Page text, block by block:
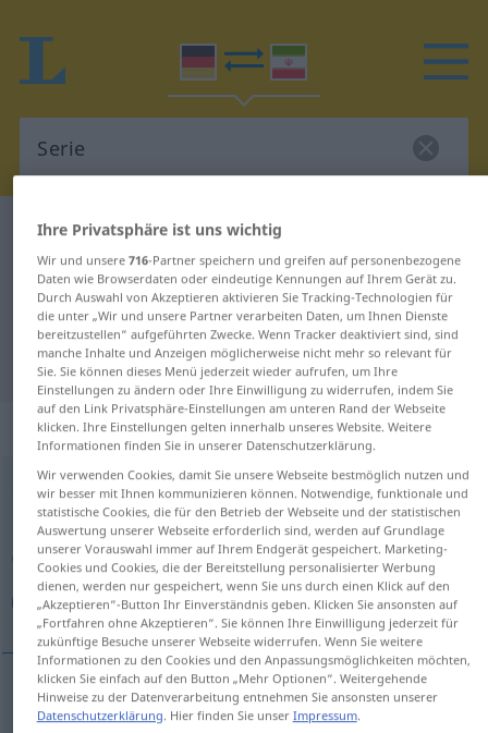
Deutsch-Persisch Wörterbuch
Deutsch-Persisch Übersetzung für
"Serie"
"Serie" Persisch Übersetzung
„Serie“: Femininum
Serief
Übersicht aller Übersetzungen
(Für mehr Details die Übersetzung anklicken/antippen)
سلسله, رشته, سری سریال
سلسله [selsele]
Ihre Privatsphäre ist uns wichtig
Wir und unsere 716-Partner speichern und greifen auf personenbezogene
Daten wie Browserdaten oder eindeutige Kennungen auf Ihrem Gerät zu.
Durch Auswahl von Akzeptieren aktivieren Sie Tracking-Technologien für
die unter „Wir und unsere Partner verarbeiten Daten, um Ihnen Dienste
bereitzustellen“ aufgeführten Zwecke. Wenn Tracker deaktiviert sind, sind
manche Inhalte und Anzeigen möglicherweise nicht mehr so relevant für
Sie. Sie können dieses Menü jederzeit wieder aufrufen, um Ihre
Einstellungen zu ändern oder Ihre Einwilligung zu widerrufen, indem Sie
auf den Link Privatsphäre-Einstellungen am unteren Rand der Webseite
klicken. Ihre Einstellungen gelten innerhalb unseres Website. Weitere
Informationen finden Sie in unserer Datenschutzerklärung.
Wir verwenden Cookies, damit Sie unsere Webseite bestmöglich nutzen und
wir besser mit Ihnen kommunizieren können. Notwendige, funktionale und
statistische Cookies, die für den Betrieb der Webseite und der statistischen
Auswertung unserer Webseite erforderlich sind, werden auf Grundlage
unserer Vorauswahl immer auf Ihrem Endgerät gespeichert. Marketing-
Cookies und Cookies, die der Bereitstellung personalisierter Werbung
dienen, werden nur gespeichert, wenn Sie uns durch einen Klick auf den
„Akzeptieren“-Button Ihr Einverständnis geben. Klicken Sie ansonsten auf
„Fortfahren ohne Akzeptieren“. Sie können Ihre Einwilligung jederzeit für
zukünftige Besuche unserer Webseite widerrufen. Wenn Sie weitere
Informationen zu den Cookies und den Anpassungsmöglichkeiten möchten,
klicken Sie einfach auf den Button „Mehr Optionen“. Weitergehende
Hinweise zu der Datenverarbeitung entnehmen Sie ansonsten unserer
Datenschutzerklärung. Hier finden Sie unser Impressum.